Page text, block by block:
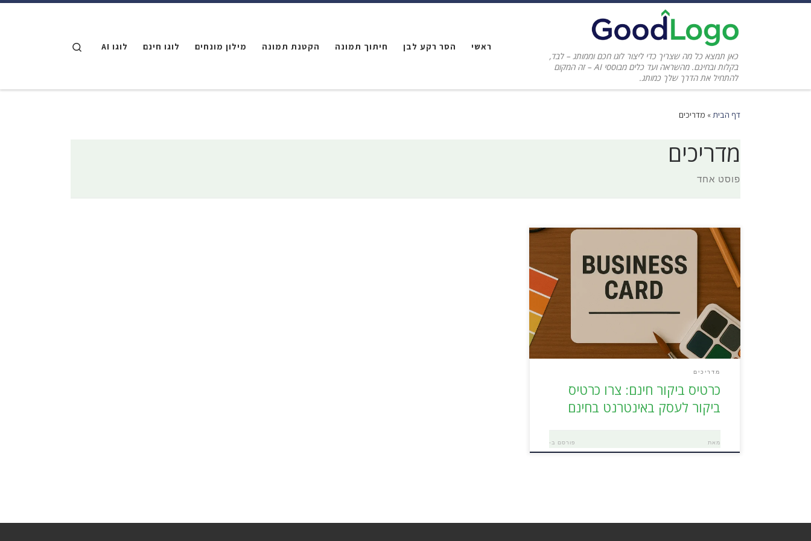
כאן תמצא כל מה שצריך כדי ליצור לוגו חכם וממותג – לבד,
בקלות ובחינם. מהשראה ועד כלים מבוססי AI – זה המקום
להתחיל את הדרך שלך כמותג.
ראשי הסר רקע לבן חיתוך תמונה הקטנת תמונה מילון מונחים לוגו חינם לוגו AI
דף הבית » מדריכים
מדריכים
פוסט אחד
בכתבה הקודמת הצגנו בפניכם מידע על עיצוב לוגו
חינם בקלות וזמין להורדה למחשב. בכתבה זו נציג בפניכם
אפשרות לעצב כרטיס ביקור עסקי חינם
ובקלות. כרטיס איכותי. יצירת הכרטיס מתבצעת אונליין עם
תמיכה מלאה בעברית, כולל מגוון גדול של פונטים (גופנים)
עבריים. תחילת התהליך העיצוב גלשו לאתר
חינם יש קודם כל […]
מדריכים
כרטיס ביקור חינם: צרו כרטיס
ביקור לעסק באינטרנט בחינם
מאת פורסם ב-